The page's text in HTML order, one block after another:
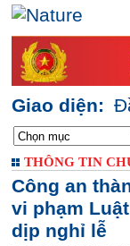
Giao diện:
THÔNG TIN
Công an
vi phạm
dịp nghỉ lễ